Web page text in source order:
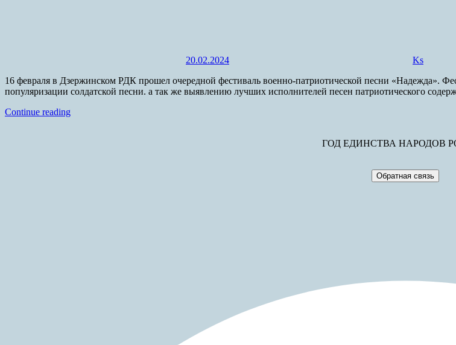
20.02.2024 Ks
16 февраля в Дзержинском РДК прошел очередной фестиваль военно-патриотической песни «Надежда».
популяризации солдатской песни. а так же выявлению лучших исполнителей песен патриотического
Continue reading
ГОД ЕДИНСТВА НАРОДОВ
Обратная связь